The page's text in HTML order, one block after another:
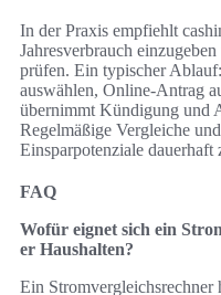
In der Praxis empfiehlt
Jahresverbrauch
prüfen. Ein typischer
auswählen, Online-Antrag
übernimmt Kündigung und
Regelmäßige Vergleiche
Einsparpotenziale dauerhaft
FAQ
Wofür eignet sich ein
er Haushalten?
Ein